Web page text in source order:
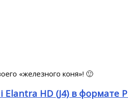
«железного коня»! 🙂
HD (J4) в формате